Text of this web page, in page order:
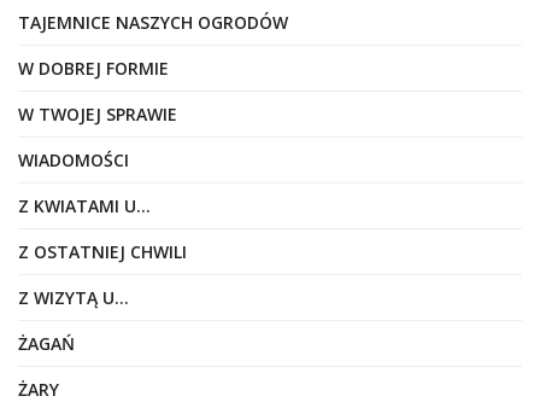
TAJEMNICE NASZYCH OGRODÓW
W DOBREJ FORMIE
W TWOJEJ SPRAWIE
WIADOMOŚCI
Z KWIATAMI U…
Z OSTATNIEJ CHWILI
Z WIZYTĄ U…
ŻAGAŃ
ŻARY